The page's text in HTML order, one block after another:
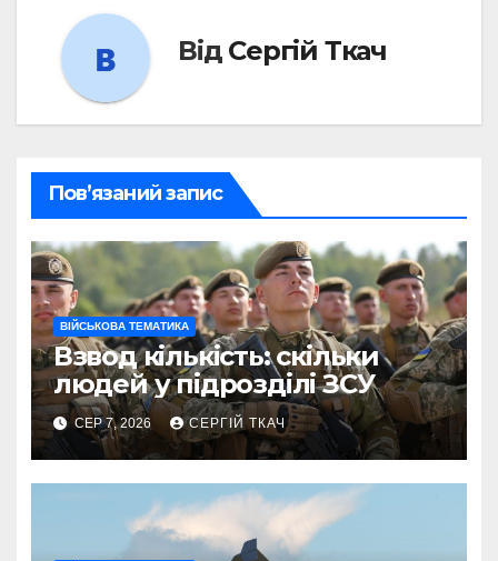
Від Сергій Ткач
Пов’язаний запис
ВІЙСЬКОВА ТЕМАТИКА
Взвод кількість: скільки
людей у підрозділі ЗСУ
СЕР 7, 2026 СЕРГІЙ ТКАЧ